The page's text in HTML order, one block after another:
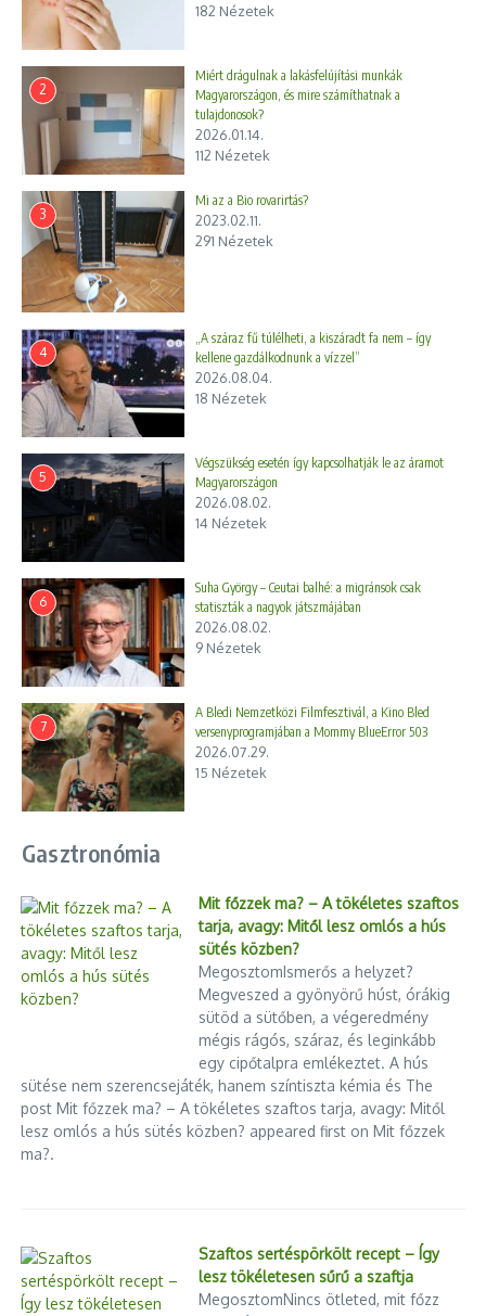
182 Nézetek
2
Miért drágulnak a lakásfelújítási munkák
Magyarországon, és mire számíthatnak a
tulajdonosok?
2026.01.14.
112 Nézetek
3
Mi az a Bio rovarirtás?
2023.02.11.
291 Nézetek
4
„A száraz fű túlélheti, a kiszáradt fa nem – így
kellene gazdálkodnunk a vízzel”
2026.08.04.
18 Nézetek
5
Végszükség esetén így kapcsolhatják le az áramot
Magyarországon
2026.08.02.
14 Nézetek
6
Suha György – Ceutai balhé: a migránsok csak
statiszták a nagyok játszmájában
2026.08.02.
9 Nézetek
7
A Bledi Nemzetközi Filmfesztivál, a Kino Bled
versenyprogramjában a Mommy BlueError 503
2026.07.29.
15 Nézetek
Gasztronómia
Mit főzzek ma? – A tökéletes szaftos
tarja, avagy: Mitől lesz omlós a hús
sütés közben?
MegosztomIsmerős a helyzet?
Megveszed a gyönyörű húst, órákig
sütöd a sütőben, a végeredmény
mégis rágós, száraz, és leginkább
egy cipőtalpra emlékeztet. A hús
sütése nem szerencsejáték, hanem színtiszta kémia és The
post Mit főzzek ma? – A tökéletes szaftos tarja, avagy: Mitől
lesz omlós a hús sütés közben? appeared first on Mit főzzek
ma?.
Szaftos sertéspörkölt recept – Így
lesz tökéletesen sűrű a szaftja
MegosztomNincs ötleted, mit főzz